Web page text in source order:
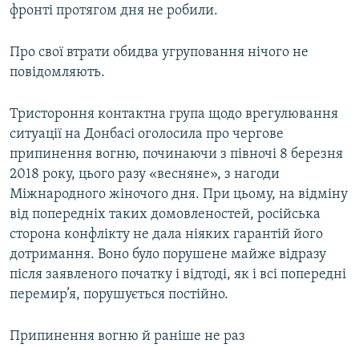
фронті протягом дня не робили.
Про свої втрати обидва угруповання нічого не
повідомляють.
Тристороння контактна група щодо врегулювання
ситуації на Донбасі оголосила про чергове
припинення вогню, починаючи з півночі 8 березня
2018 року, цього разу «весняне», з нагоди
Міжнародного жіночого дня. При цьому, на відміну
від попередніх таких домовленостей, російська
сторона конфлікту не дала ніяких гарантій його
дотримання. Воно було порушене майже відразу
після заявленого початку і відтоді, як і всі попередні
перемир’я, порушується постійно.
Припинення вогню й раніше не раз